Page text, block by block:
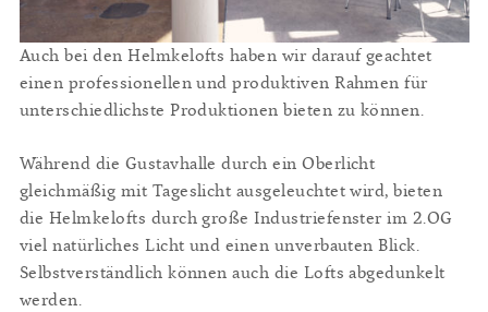
Auch bei den Helmkelofts haben wir darauf geachtet
einen professionellen und produktiven Rahmen für
unterschiedlichste Produktionen bieten zu können.
Während die Gustavhalle durch ein Oberlicht
gleichmäßig mit Tageslicht ausgeleuchtet wird, bieten
die Helmkelofts durch große Industriefenster im 2.OG
viel natürliches Licht und einen unverbauten Blick.
Selbstverständlich können auch die Lofts abgedunkelt
werden.